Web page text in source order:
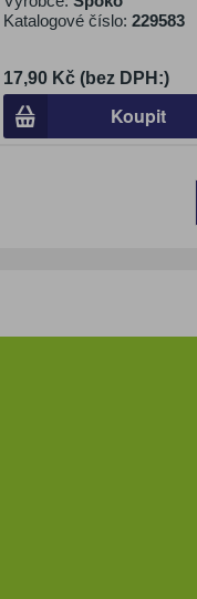
Katalogové číslo:229583
17,90 Kč (bez DPH:)
Koupit